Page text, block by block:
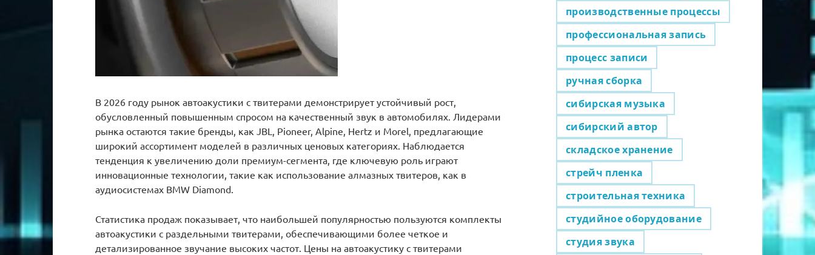
В 2026 году рынок автоакустики с твитерами демонстрирует устойчивый рост,
обусловленный повышенным спросом на качественный звук в автомобилях. Лидерами
рынка остаются такие бренды, как JBL, Pioneer, Alpine, Hertz и Morel, предлагающие
широкий ассортимент моделей в различных ценовых категориях. Наблюдается
тенденция к увеличению доли премиум-сегмента, где ключевую роль играют
инновационные технологии, такие как использование алмазных твитеров, как в
аудиосистемах BMW Diamond.
Статистика продаж показывает, что наибольшей популярностью пользуются комплекты
автоакустики с раздельными твитерами, обеспечивающими более четкое и
детализированное звучание высоких частот. Цены на автоакустику с твитерами
производственные процессы
профессиональная запись
процесс записи
ручная сборка
сибирская музыка
сибирский автор
складское хранение
стрейч пленка
строительная техника
студийное оборудование
студия звука